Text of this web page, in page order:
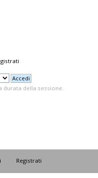
.
durata della sessione.
Registrati